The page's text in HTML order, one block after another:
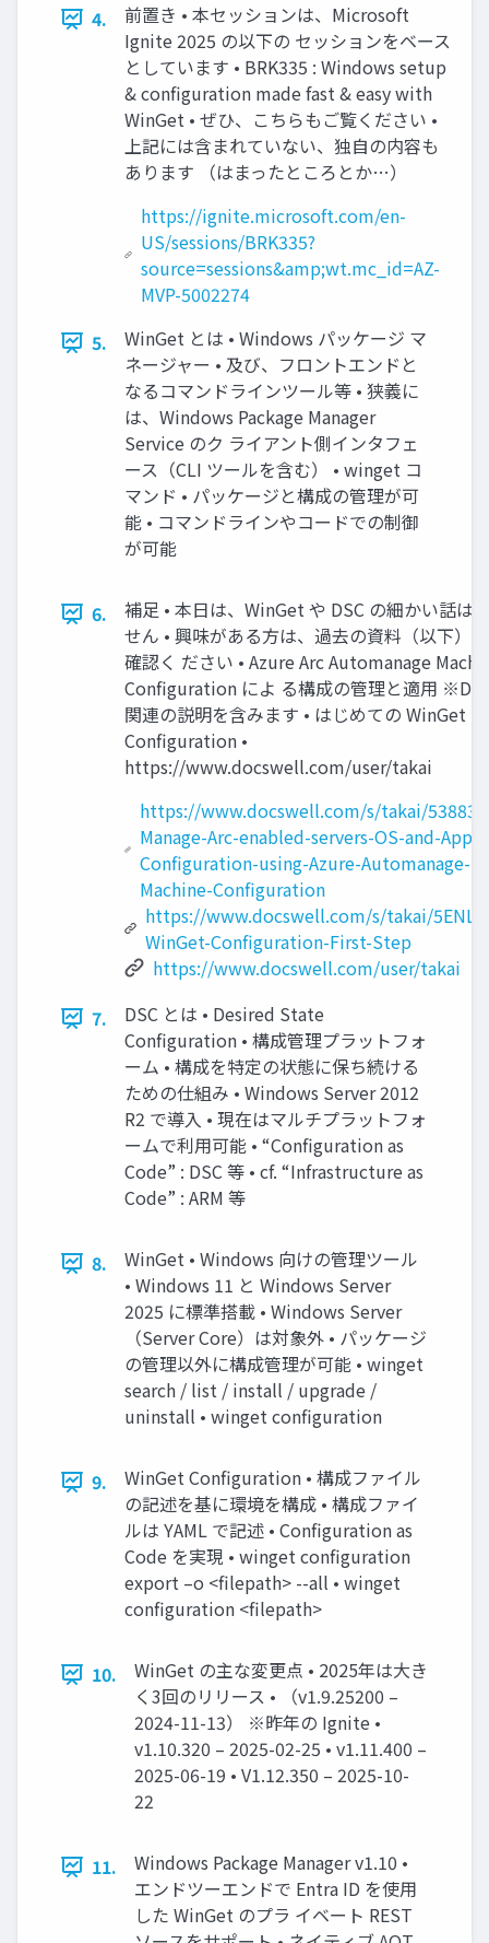
4.
前置き • 本セッションは、Microsoft
Ignite 2025 の以下の セッションをベース
としています • BRK335 : Windows setup
& configuration made fast & easy with
WinGet • ぜひ、こちらもご覧ください •
上記には含まれていない、独自の内容も
あります （はまったところとか…）
https://ignite.microsoft.com/en-
US/sessions/BRK335?
source=sessions&amp;wt.mc_id=AZ-
MVP-5002274
5.
WinGet とは • Windows パッケージ マ
ネージャー • 及び、フロントエンドと
なるコマンドラインツール等 • 狭義に
は、Windows Package Manager
Service のク ライアント側インタフェ
ース（CLI ツールを含む） • winget コ
マンド • パッケージと構成の管理が可
能 • コマンドラインやコードでの制御
が可能
6.
補足 • 本日は、WinGet や DSC の細かい話は
せん • 興味がある方は、過去の資料（以下）
確認く ださい • Azure Arc Automanage
Configuration によ る構成の管理と適用
関連の説明を含みます • はじめての WinGet
Configuration •
https://www.docswell.com/user/takai
https://www.docswell.com/s/takai/
Manage-Arc-enabled-servers-OS-and-Apps-
Configuration-using-Azure-Automanage-
Machine-Configuration
https://www.docswell.com/s/takai/
WinGet-Configuration-First-Step
https://www.docswell.com/user/takai
7.
DSC とは • Desired State
Configuration • 構成管理プラットフォ
ーム • 構成を特定の状態に保ち続ける
ための仕組み • Windows Server 2012
R2 で導入 • 現在はマルチプラットフォ
ームで利用可能 • “Configuration as
Code” : DSC 等 • cf. “Infrastructure as
Code” : ARM 等
8.
WinGet • Windows 向けの管理ツール
• Windows 11 と Windows Server
2025 に標準搭載 • Windows Server
（Server Core）は対象外 • パッケージ
の管理以外に構成管理が可能 • winget
search / list / install / upgrade /
uninstall • winget configuration
9.
WinGet Configuration • 構成ファイル
の記述を基に環境を構成 • 構成ファイ
ルは YAML で記述 • Configuration as
Code を実現 • winget configuration
export –o <filepath> --all • winget
configuration <filepath>
10.
WinGet の主な変更点 • 2025年は大き
く3回のリリース • （v1.9.25200 –
2024-11-13） ※昨年の Ignite •
v1.10.320 – 2025-02-25 • v1.11.400 –
2025-06-19 • V1.12.350 – 2025-10-
22
11.
Windows Package Manager v1.10 •
エンドツーエンドで Entra ID を使用
した WinGet のプラ イベート REST